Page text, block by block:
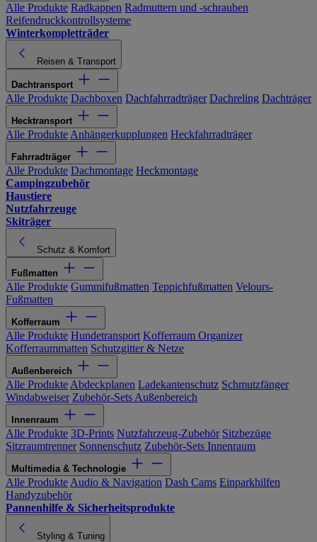
Alle Produkte Radkappen Radmuttern und -schrauben
Reifendruckkontrollsysteme
Winterkompletträder
Reisen & Transport
Dachtransport
Alle Produkte Dachboxen Dachfahrradträger Dachreling Dachträger
Hecktransport
Alle Produkte Anhängerkupplungen Heckfahrradträger
Fahrradträger
Alle Produkte Dachmontage Heckmontage
Campingzubehör
Haustiere
Nutzfahrzeuge
Skiträger
Schutz & Komfort
Fußmatten
Alle Produkte Gummifußmatten Teppichfußmatten Velours-
Fußmatten
Kofferraum
Alle Produkte Hundetransport Kofferraum Organizer
Kofferraummatten Schutzgitter & Netze
Außenbereich
Alle Produkte Abdeckplanen Ladekantenschutz Schmutzfänger
Windabweiser Zubehör-Sets Außenbereich
Innenraum
Alle Produkte 3D-Prints Nutzfahrzeug-Zubehör Sitzbezüge
Sitzraumtrenner Sonnenschutz Zubehör-Sets Innenraum
Multimedia & Technologie
Alle Produkte Audio & Navigation Dash Cams Einparkhilfen
Handyzubehör
Pannenhilfe & Sicherheitsprodukte
Styling & Tuning